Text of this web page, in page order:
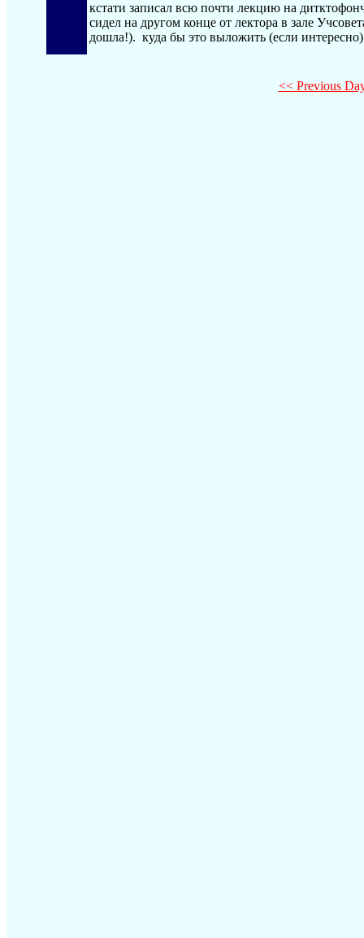
кстати записал всю почти лекцию на
сидел на другом конце от лектора в зале
дошла!). куда бы это выложить (если интересно)
<< Previous